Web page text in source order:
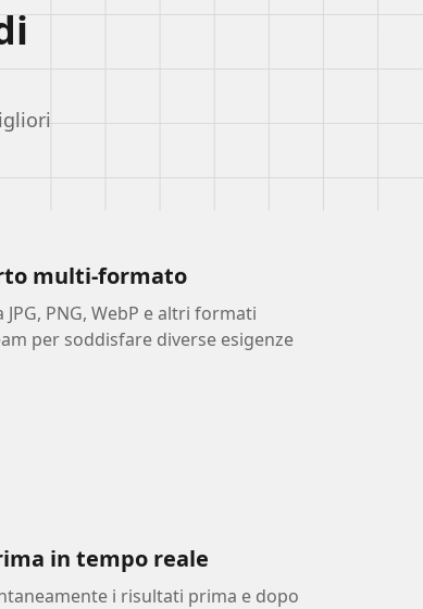
multi-formato
PNG, WebP e altri formati
per soddisfare diverse esigenze
in tempo reale
i risultati prima e dopo